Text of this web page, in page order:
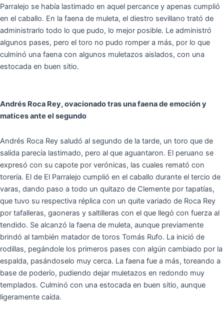
Parralejo se había lastimado en aquel percance y apenas cumplió
en el caballo. En la faena de muleta, el diestro sevillano trató de
administrarlo todo lo que pudo, lo mejor posible. Le administró
algunos pases, pero el toro no pudo romper a más, por lo que
culminó una faena con algunos muletazos aislados, con una
estocada en buen sitio.
Andrés Roca Rey, ovacionado tras una faena de emoción y
matices ante el segundo
Andrés Roca Rey saludó al segundo de la tarde, un toro que de
salida parecía lastimado, pero al que aguantaron. El peruano se
expresó con su capote por verónicas, las cuales remató con
torería. El de El Parralejo cumplió en el caballo durante el tercio de
varas, dando paso a todo un quitazo de Clemente por tapatías,
que tuvo su respectiva réplica con un quite variado de Roca Rey
por tafalleras, gaoneras y saltilleras con el que llegó con fuerza al
tendido. Se alcanzó la faena de muleta, aunque previamente
brindó al también matador de toros Tomás Rufo. La inició de
rodillas, pegándole los primeros pases con algún cambiado por la
espalda, pasándoselo muy cerca. La faena fue a más, toreando a
base de poderío, pudiendo dejar muletazos en redondo muy
templados. Culminó con una estocada en buen sitio, aunque
ligeramente caída.